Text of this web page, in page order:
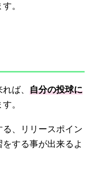
。
ば、 自分の投球に
。
、リリースポイン
する事が出来るよ